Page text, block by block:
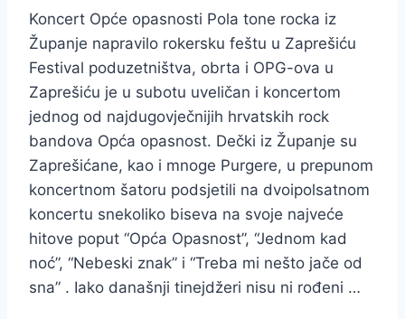
Koncert Opće opasnosti Pola tone rocka iz
Županje napravilo rokersku feštu u Zaprešiću
Festival poduzetništva, obrta i OPG-ova u
Zaprešiću je u subotu uveličan i koncertom
jednog od najdugovječnijih hrvatskih rock
bandova Opća opasnost. Dečki iz Županje su
Zaprešićane, kao i mnoge Purgere, u prepunom
koncertnom šatoru podsjetili na dvoipolsatnom
koncertu snekoliko biseva na svoje najveće
hitove poput “Opća Opasnost”, “Jednom kad
noć”, “Nebeski znak” i “Treba mi nešto jače od
sna” . Iako današnji tinejdžeri nisu ni rođeni …